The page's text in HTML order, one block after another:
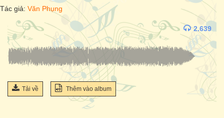
Tác giả: Văn Phụng
2.639
Tải về Thêm vào album